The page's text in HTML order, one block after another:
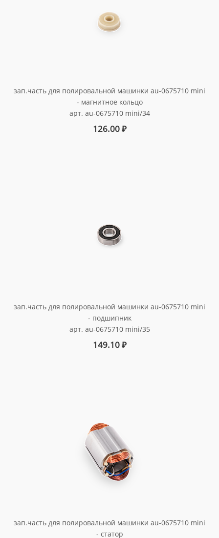
зап.часть для полировальной машинки au-0675710 mini
- магнитное кольцо
арт. au-0675710 mini/34
126.00₽
зап.часть для полировальной машинки au-0675710 mini
- подшипник
арт. au-0675710 mini/35
149.10₽
зап.часть для полировальной машинки au-0675710 mini
- статор